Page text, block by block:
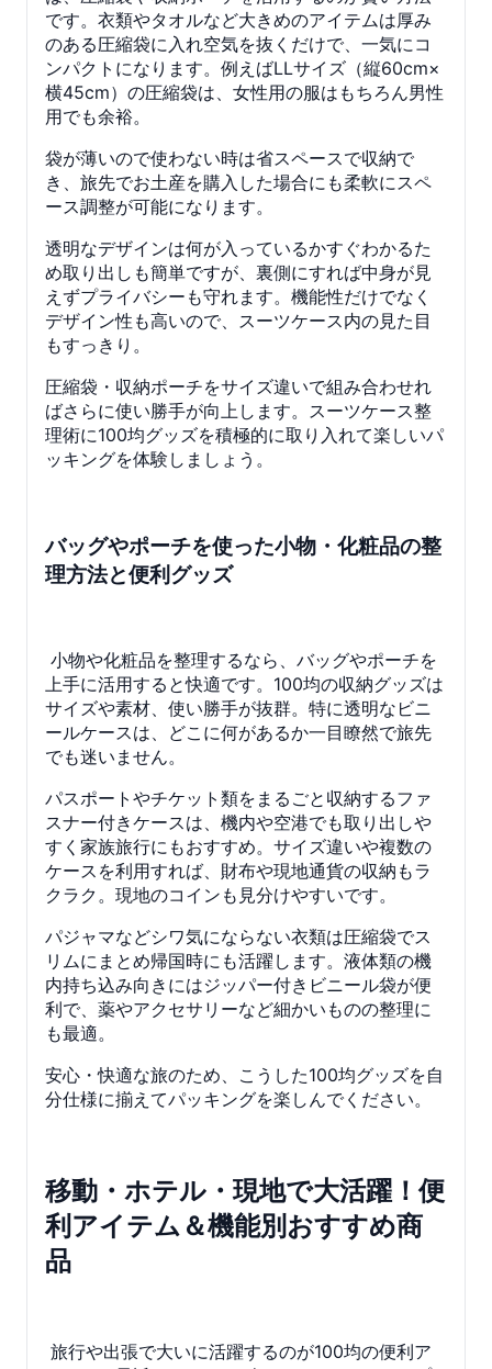
です。衣類やタオルなど大きめのアイテムは厚み
のある圧縮袋に入れ空気を抜くだけで、一気にコ
ンパクトになります。例えばLLサイズ（縦60cm×
横45cm）の圧縮袋は、女性用の服はもちろん男性
用でも余裕。
袋が薄いので使わない時は省スペースで収納で
き、旅先でお土産を購入した場合にも柔軟にスペ
ース調整が可能になります。
透明なデザインは何が入っているかすぐわかるた
め取り出しも簡単ですが、裏側にすれば中身が見
えずプライバシーも守れます。機能性だけでなく
デザイン性も高いので、スーツケース内の見た目
もすっきり。
圧縮袋・収納ポーチをサイズ違いで組み合わせれ
ばさらに使い勝手が向上します。スーツケース整
理術に100均グッズを積極的に取り入れて楽しいパ
ッキングを体験しましょう。
バッグやポーチを使った小物・化粧品の整
理方法と便利グッズ
小物や化粧品を整理するなら、バッグやポーチを
上手に活用すると快適です。100均の収納グッズは
サイズや素材、使い勝手が抜群。特に透明なビニ
ールケースは、どこに何があるか一目瞭然で旅先
でも迷いません。
パスポートやチケット類をまるごと収納するファ
スナー付きケースは、機内や空港でも取り出しや
すく家族旅行にもおすすめ。サイズ違いや複数の
ケースを利用すれば、財布や現地通貨の収納もラ
クラク。現地のコインも見分けやすいです。
パジャマなどシワ気にならない衣類は圧縮袋でス
リムにまとめ帰国時にも活躍します。液体類の機
内持ち込み向きにはジッパー付きビニール袋が便
利で、薬やアクセサリーなど細かいものの整理に
も最適。
安心・快適な旅のため、こうした100均グッズを自
分仕様に揃えてパッキングを楽しんでください。
移動・ホテル・現地で大活躍！便
利アイテム＆機能別おすすめ商
品
旅行や出張で大いに活躍するのが100均の便利ア